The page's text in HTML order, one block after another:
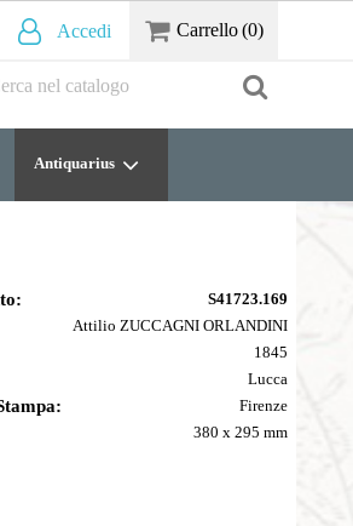
Accedi Carrello(0)
Antiquarius
S41723.169
Attilio ZUCCAGNI ORLANDINI
1845
Lucca
Firenze
380 x 295 mm